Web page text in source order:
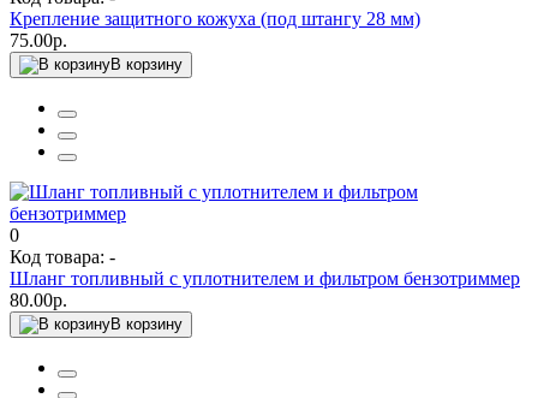
Крепление защитного кожуха (под штангу 28 мм)
75.00р.
В корзину
0
Код товара: -
Шланг топливный с уплотнителем и фильтром бензотриммер
80.00р.
В корзину